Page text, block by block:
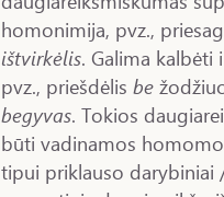
homonimija, pvz.,
ištvirkėlis. Galima kalbėti
pvz., priešdėlis be
begyvas. Tokios
būti vadinamos
tipui priklauso darybiniai